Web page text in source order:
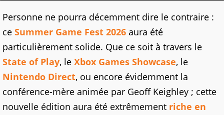
Personne ne pourra décemment dire le contraire :
ce Summer Game Fest 2026 aura été
particulièrement solide. Que ce soit à travers le
State of Play, le Xbox Games Showcase, le
Nintendo Direct, ou encore évidemment la
conférence-mère animée par Geoff Keighley ; cette
nouvelle édition aura été extrêmement riche en